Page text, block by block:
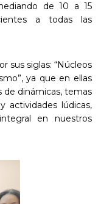
de 10 a 15
a todas las
sus siglas: “Núcleos
ya que en ellas
de dinámicas, temas
actividades lúdicas,
en nuestros